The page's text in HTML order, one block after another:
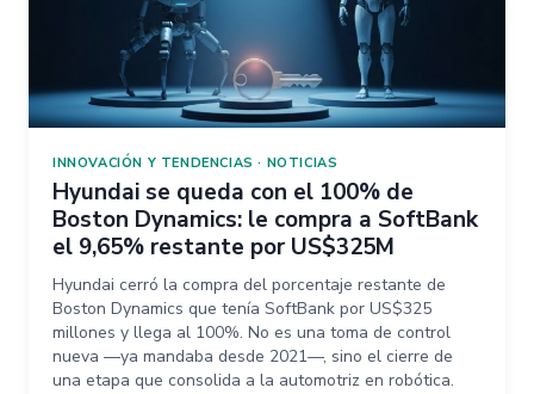
INNOVACIÓN Y TENDENCIAS · NOTICIAS
Hyundai se queda con el 100% de
Boston Dynamics: le compra a SoftBank
el 9,65% restante por US$325M
Hyundai cerró la compra del porcentaje restante de
Boston Dynamics que tenía SoftBank por US$325
millones y llega al 100%. No es una toma de control
nueva —ya mandaba desde 2021—, sino el cierre de
una etapa que consolida a la automotriz en robótica.